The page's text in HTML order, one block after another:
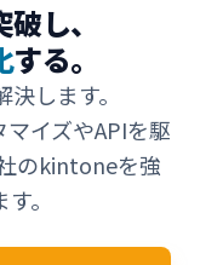
し、
する。
します。
イズやAPIを駆
のkintoneを強
。